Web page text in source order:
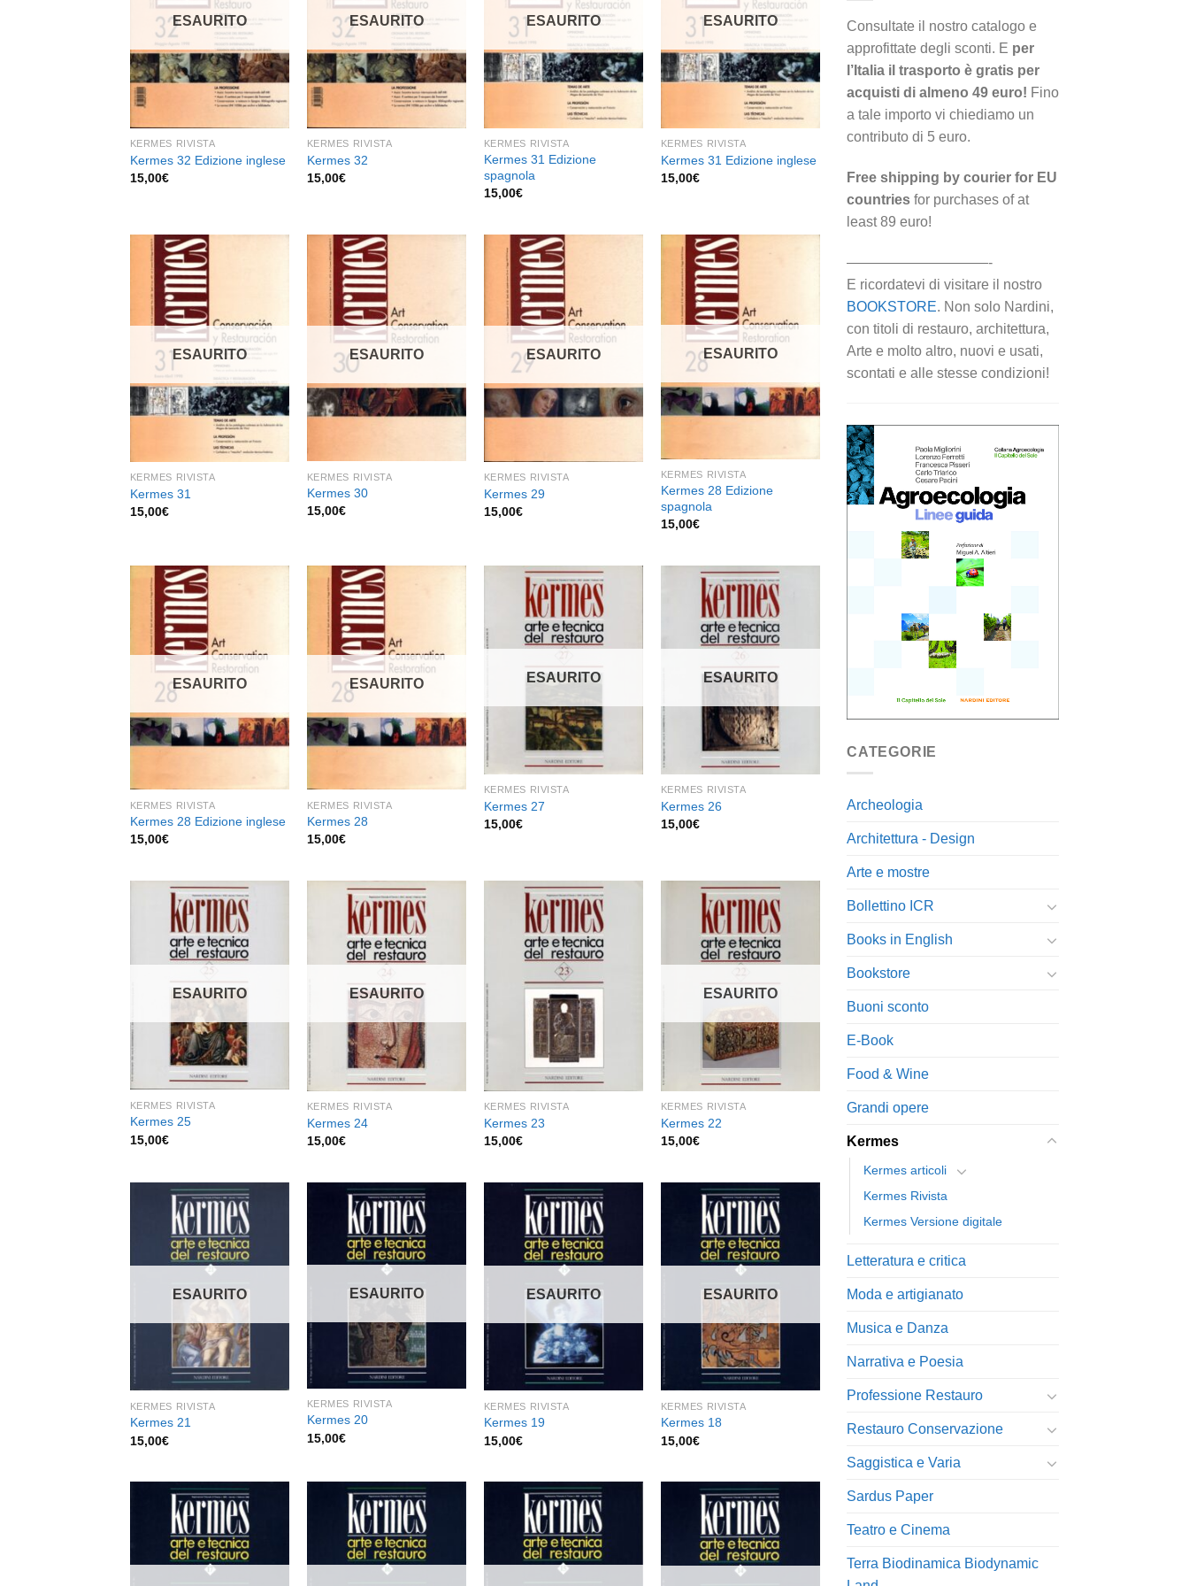
dei
desideri
ESAURITO
KERMES RIVISTA
Kermes 32 Edizione inglese
15,00€
dei
desideri
ESAURITO
KERMES RIVISTA
Kermes 32
15,00€
dei
desideri
ESAURITO
KERMES RIVISTA
Kermes 31 Edizione
spagnola
15,00€
dei
desideri
ESAURITO
KERMES RIVISTA
Kermes 31 Edizione inglese
15,00€
alla lista
dei
desideri
ESAURITO
KERMES RIVISTA
Kermes 31
15,00€
alla lista
dei
desideri
ESAURITO
KERMES RIVISTA
Kermes 30
15,00€
alla lista
dei
desideri
ESAURITO
KERMES RIVISTA
Kermes 29
15,00€
alla lista
dei
desideri
ESAURITO
KERMES RIVISTA
Kermes 28 Edizione
spagnola
15,00€
alla lista
dei
desideri
ESAURITO
KERMES RIVISTA
Kermes 28 Edizione inglese
15,00€
alla lista
dei
desideri
ESAURITO
KERMES RIVISTA
Kermes 28
15,00€
Aggiungi
dei
desideri
ESAURITO
KERMES RIVISTA
Kermes 27
15,00€
Aggiungi
desideri
ESAURITO
KERMES RIVISTA
Kermes 26
15,00€
Aggiungi
dei
desideri
ESAURITO
KERMES RIVISTA
Kermes 25
15,00€
Aggiungi
dei
desideri
ESAURITO
KERMES RIVISTA
Kermes 24
15,00€
Aggiungi
dei
desideri
KERMES RIVISTA
Kermes 23
15,00€
Aggiungi
desideri
ESAURITO
KERMES RIVISTA
Kermes 22
15,00€
Aggiungi
dei
desideri
ESAURITO
KERMES RIVISTA
Kermes 21
15,00€
Aggiungi
dei
desideri
ESAURITO
KERMES RIVISTA
Kermes 20
15,00€
Aggiungi
desideri
ESAURITO
KERMES RIVISTA
Kermes 19
15,00€
Aggiungi
dei
desideri
ESAURITO
KERMES RIVISTA
Kermes 18
15,00€
Aggiungi
Aggiungi
Aggiungi
Aggiungi
Consultate il nostro catalogo e
approfittate degli sconti. E per
l’Italia il trasporto è gratis per
acquisti di almeno 49 euro! Fino
a tale importo vi chiediamo un
contributo di 5 euro.
Free shipping by courier for EU
countries for purchases of at
least 89 euro!
——————————-
E ricordatevi di visitare il nostro
BOOKSTORE. Non solo Nardini,
con titoli di restauro, architettura,
Arte e molto altro, nuovi e usati,
scontati e alle stesse condizioni!
CATEGORIE
Archeologia
Architettura - Design
Arte e mostre
Bollettino ICR
Books in English
Bookstore
Buoni sconto
E-Book
Food & Wine
Grandi opere
Kermes
Kermes articoli
Kermes Rivista
Kermes Versione digitale
Letteratura e critica
Moda e artigianato
Musica e Danza
Narrativa e Poesia
Professione Restauro
Restauro Conservazione
Saggistica e Varia
Sardus Paper
Teatro e Cinema
Terra Biodinamica Biodynamic